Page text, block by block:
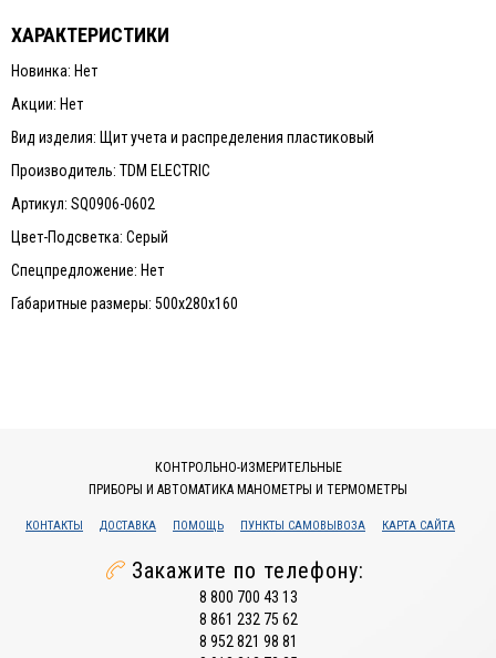
ХАРАКТЕРИСТИКИ
Новинка: Нет
Акции: Нет
Вид изделия: Щит учета и распределения пластиковый
Производитель: TDM ELECTRIC
Артикул: SQ0906-0602
Цвет-Подсветка: Серый
Спецпредложение: Нет
Габаритные размеры: 500х280х160
КОНТРОЛЬНО-ИЗМЕРИТЕЛЬНЫЕ
ПРИБОРЫ И АВТОМАТИКА МАНОМЕТРЫ И ТЕРМОМЕТРЫ
КОНТАКТЫ ДОСТАВКА ПОМОЩЬ ПУНКТЫ САМОВЫВОЗА КАРТА САЙТА
Закажите по телефону:
8 800 700 43 13
8 861 232 75 62
8 952 821 98 81